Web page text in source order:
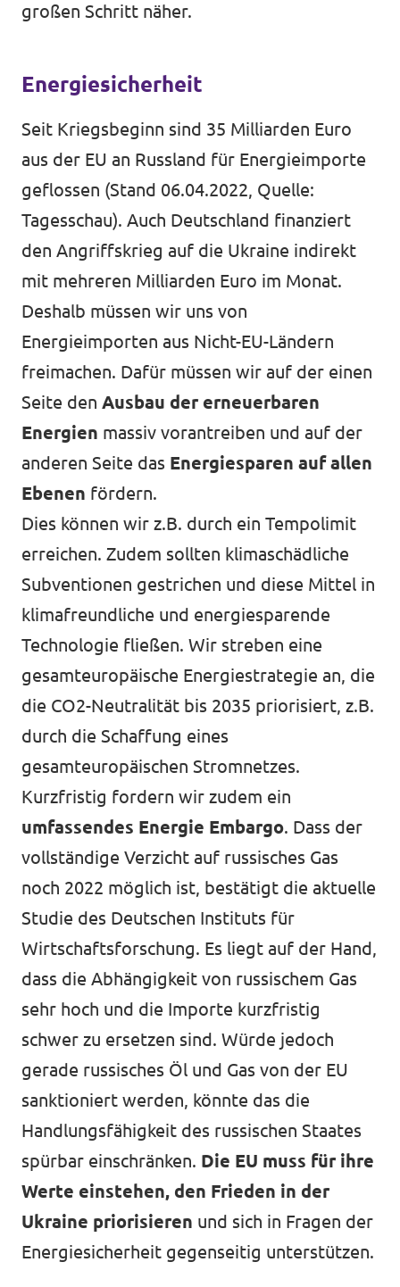
großen Schritt näher.
Energiesicherheit
Seit Kriegsbeginn sind 35 Milliarden Euro
aus der EU an Russland für Energieimporte
geflossen (Stand 06.04.2022, Quelle:
Tagesschau). Auch Deutschland finanziert
den Angriffskrieg auf die Ukraine indirekt
mit mehreren Milliarden Euro im Monat.
Deshalb müssen wir uns von
Energieimporten aus Nicht-EU-Ländern
freimachen. Dafür müssen wir auf der einen
Seite den Ausbau der erneuerbaren
Energien massiv vorantreiben und auf der
anderen Seite das Energiesparen auf allen
Ebenen fördern.
Dies können wir z.B. durch ein Tempolimit
erreichen. Zudem sollten klimaschädliche
Subventionen gestrichen und diese Mittel in
klimafreundliche und energiesparende
Technologie fließen. Wir streben eine
gesamteuropäische Energiestrategie an, die
die CO2-Neutralität bis 2035 priorisiert, z.B.
durch die Schaffung eines
gesamteuropäischen Stromnetzes.
Kurzfristig fordern wir zudem ein
umfassendes Energie Embargo. Dass der
vollständige Verzicht auf russisches Gas
noch 2022 möglich ist, bestätigt die aktuelle
Studie des Deutschen Instituts für
Wirtschaftsforschung. Es liegt auf der Hand,
dass die Abhängigkeit von russischem Gas
sehr hoch und die Importe kurzfristig
schwer zu ersetzen sind. Würde jedoch
gerade russisches Öl und Gas von der EU
sanktioniert werden, könnte das die
Handlungsfähigkeit des russischen Staates
spürbar einschränken. Die EU muss für ihre
Werte einstehen, den Frieden in der
Ukraine priorisieren und sich in Fragen der
Energiesicherheit gegenseitig unterstützen.